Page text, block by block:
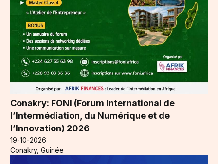
Conakry: FONI (Forum International de
l’Intermédiation, du Numérique et de
l’Innovation) 2026
19-10-2026
Conakry, Guinée